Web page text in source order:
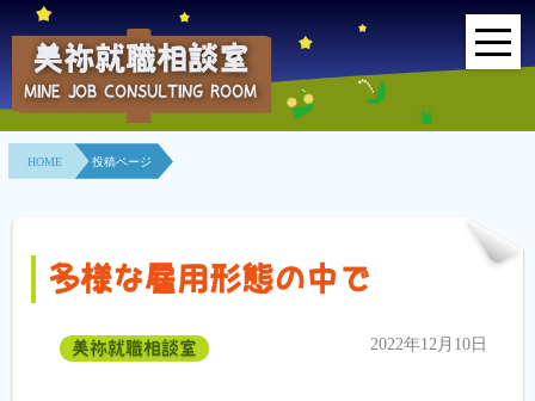
HOME
事業所紹介
相談室とは？
利用者の声
美祢就職相談室
MINE JOB CONSULTING ROOM
HOME 投稿ページ
多様な雇用形態の中で
美祢就職相談室 2022年12月10日